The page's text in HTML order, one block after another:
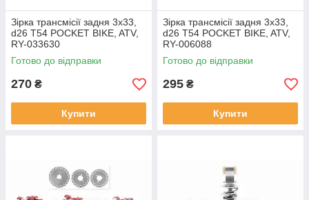
Зірка трансмісії задня 3x33,
d26 T54 POCKET BIKE, ATV,
RY-033630
Готово до відправки
270 ₴
Купити
Зірка трансмісії задня 3x33,
d26 T54 POCKET BIKE, ATV,
RY-006088
Готово до відправки
295 ₴
Купити